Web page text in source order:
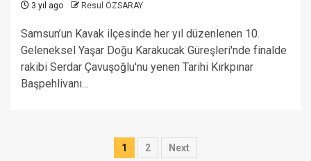
3 yıl ago Resul ÖZSARAY
Samsun’un Kavak ilçesinde her yıl düzenlenen 10.
Geleneksel Yaşar Doğu Karakucak Güreşleri'nde finalde
rakibi Serdar Çavuşoğlu'nu yenen Tarihi Kırkpınar
Başpehlivanı...
Yazı
1 2 Next